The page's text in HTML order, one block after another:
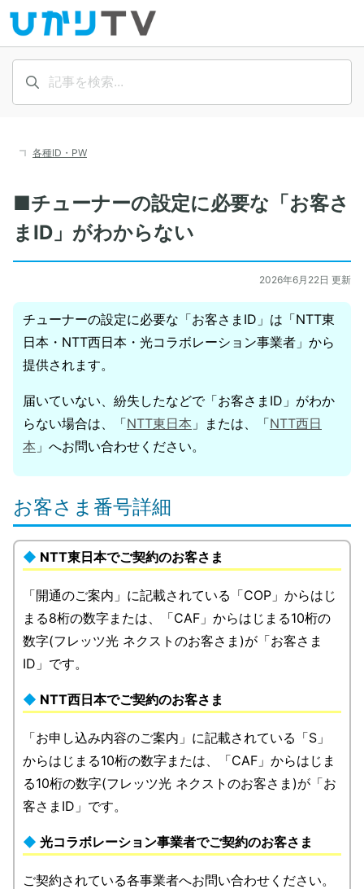
各種ID・PW
■チューナーの設定に必要な「お客さ
まID」がわからない
2026年6月22日 更新
チューナーの設定に必要な「お客さまID」は「NTT東
日本・NTT西日本・光コラボレーション事業者」から
提供されます。
届いていない、紛失したなどで「お客さまID」がわか
らない場合は、「NTT東日本 」または、「NTT西日
本 」へお問い合わせください。
お客さま番号詳細
NTT東日本でご契約のお客さま
「開通のご案内」に記載されている「COP」からはじ
まる8桁の数字または、「CAF」からはじまる10桁の
数字(フレッツ光 ネクストのお客さま)が「お客さま
ID」です。
NTT西日本でご契約のお客さま
「お申し込み内容のご案内」に記載されている「S」
からはじまる10桁の数字または、「CAF」からはじま
る10桁の数字(フレッツ光 ネクストのお客さま)が「お
客さまID」です。
光コラボレーション事業者でご契約のお客さま
ご契約されている各事業者へお問い合わせください。